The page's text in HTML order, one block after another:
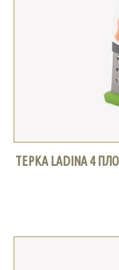
ТЕРКА LADINA 4